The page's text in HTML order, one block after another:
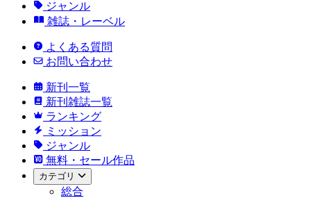
ジャンル
雑誌・レーベル
よくある質問
お問い合わせ
新刊一覧
新刊雑誌一覧
ランキング
ミッション
ジャンル
無料・セール作品
カテゴリ
総合